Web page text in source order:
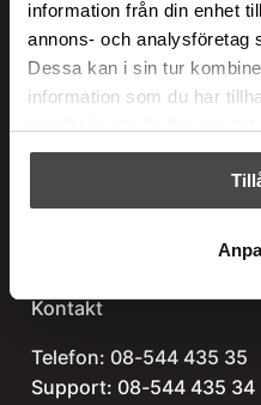
information från din enhet
annons- och analysföretag
Dessa kan i sin tur
information som du har
Italian Brands
Kontakt
Telefon: 08-544 435 35
Support: 08-544 435 34